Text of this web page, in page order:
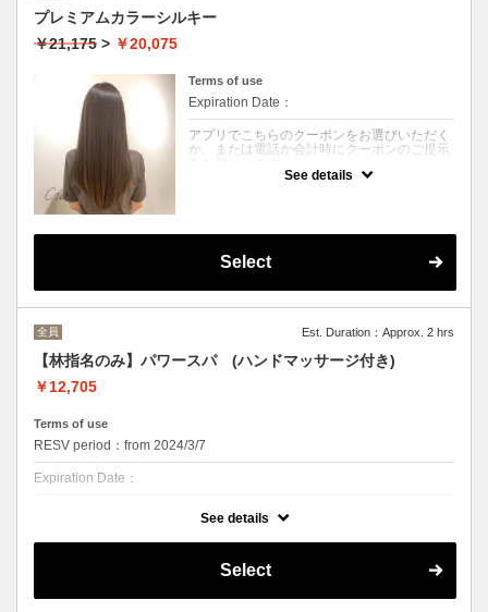
します。
フケやかゆみ、頭皮のニオイなどにお悩みの
す！
※こちらは頭皮のクレンジング+頭皮クリー
ムを使用した20分間頭・首肩～デコルテまで
いただきます
プレミアムカラーシルキー
￥21,175 > ￥20,075
Terms of use
Expiration Date：
アプリでこちらのクーポンをお選びいただく
か、または電話か会計時にクーポンのご提示
コラ）に頭皮の保湿とアルカリケアができる
のダメージを最小限に抑える「ファイバープ
※ヘアマニキュア、香草カラーは対象外とな
See details
Select
全員 Est. Duration：Approx. 2 hrs
【林指名のみ】パワースパ (ハンドマッサージ付き)
￥12,705
Terms of use
RESV period：from 2024/3/7
Expiration Date：
クーポンについて
とにかく力強いスパがしたい、しっかり毒素を流したい！という方にお
See details
Select